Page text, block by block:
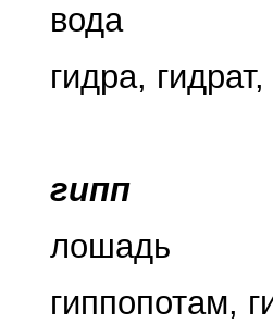
вода
гидра,
гипп
лошадь
гиппопотам,